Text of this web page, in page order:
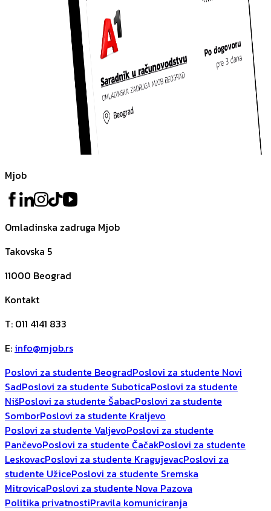
Mjob
Omladinska zadruga Mjob
Takovska 5
11000 Beograd
Kontakt
T: 011 4141 833
E: info@mjob.rs
Poslovi za studente BeogradPoslovi za studente Novi
SadPoslovi za studente SuboticaPoslovi za studente
NišPoslovi za studente ŠabacPoslovi za studente
SomborPoslovi za studente Kraljevo
Poslovi za studente ValjevoPoslovi za studente
PančevoPoslovi za studente ČačakPoslovi za studente
LeskovacPoslovi za studente KragujevacPoslovi za
studente UžicePoslovi za studente Sremska
MitrovicaPoslovi za studente Nova Pazova
Politika privatnostiPravila komuniciranja